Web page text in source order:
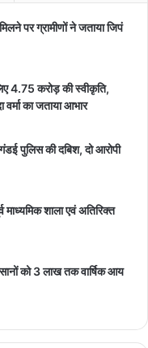
पर ग्रामीणों ने जताया जिपं
4.75 करोड़ की स्वीकृति,
वर्मा का जताया आभार
पुलिस की दबिश, दो आरोपी
माध्यमिक शाला एवं अतिरिक्त
को 3 लाख तक वार्षिक आय